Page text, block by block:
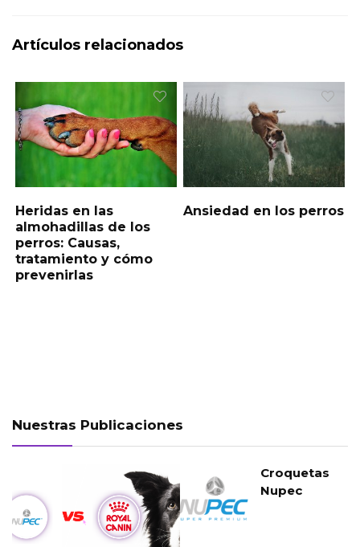
Artículos relacionados
Heridas en las
almohadillas de los
perros: Causas,
tratamiento y cómo
prevenirlas
Ansiedad en los perros
Nuestras Publicaciones
Croquetas
Nupec